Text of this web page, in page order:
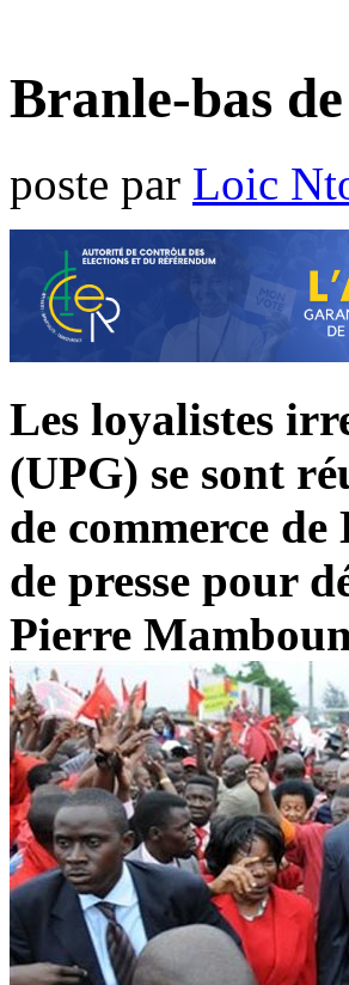
Branle-bas
poste par Loic
Les loyalistes
(UPG) se sont
de commerce
de presse pour
Pierre